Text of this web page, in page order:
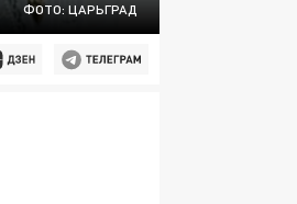
ФОТО: ЦАРЬГРАД